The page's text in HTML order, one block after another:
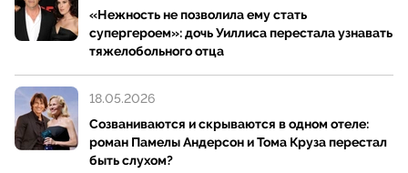
«Нежность не позволила ему стать
супергероем»: дочь Уиллиса перестала узнавать
тяжелобольного отца
Созваниваются и скрываются в одном отеле:
роман Памелы Андерсон и Тома Круза перестал
быть слухом?
18.05.2026